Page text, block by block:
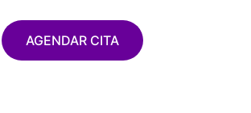
AGENDAR CITA